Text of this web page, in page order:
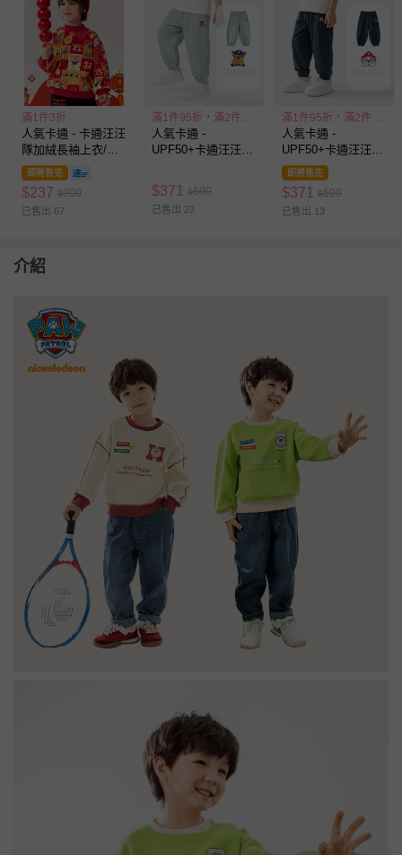
滿1件3折
人氣卡通 - 卡通汪汪
隊加絨長袖上衣/大
學T-卡通人物阿奇-
紅色
即將售完
$237 $900
已售出 67
滿1件95折，滿2件85折
人氣卡通 -
UPF50+卡通汪汪隊
$371 $590
已售出 23
滿1件95折，滿2件85折
人氣卡通 -
UPF50+卡通汪汪隊
防蚊褲/空調褲-藏青
即將售完
$371 $590
已售出 13
介紹